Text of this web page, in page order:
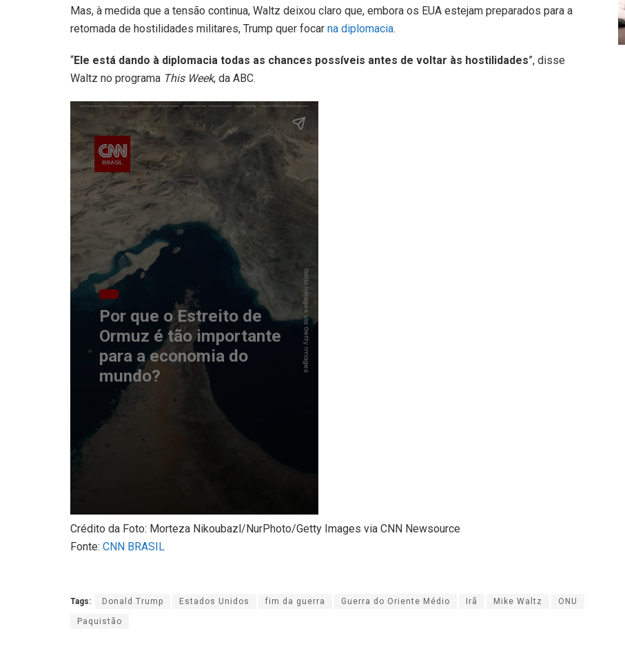
Mas, à medida que a tensão continua, Waltz deixou claro que, embora os EUA estejam preparados para a
retomada de hostilidades militares, Trump quer focar na diplomacia.
“Ele está dando à diplomacia todas as chances possíveis antes de voltar às hostilidades”, disse
Waltz no programa This Week, da ABC.
Crédito da Foto: Morteza Nikoubazl/NurPhoto/Getty Images via CNN Newsource
Fonte: CNN BRASIL
Tags: Donald Trump Estados Unidos fim da guerra Guerra do Oriente Médio Irã Mike Waltz ONU
Paquistão